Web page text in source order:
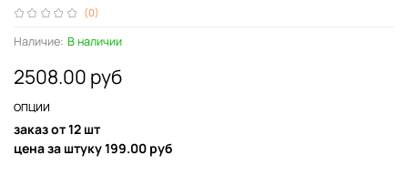
(0)
Наличие: В наличии
2508.00 руб
ОПЦИИ
заказ от 12 шт
цена за штуку 199.00 руб